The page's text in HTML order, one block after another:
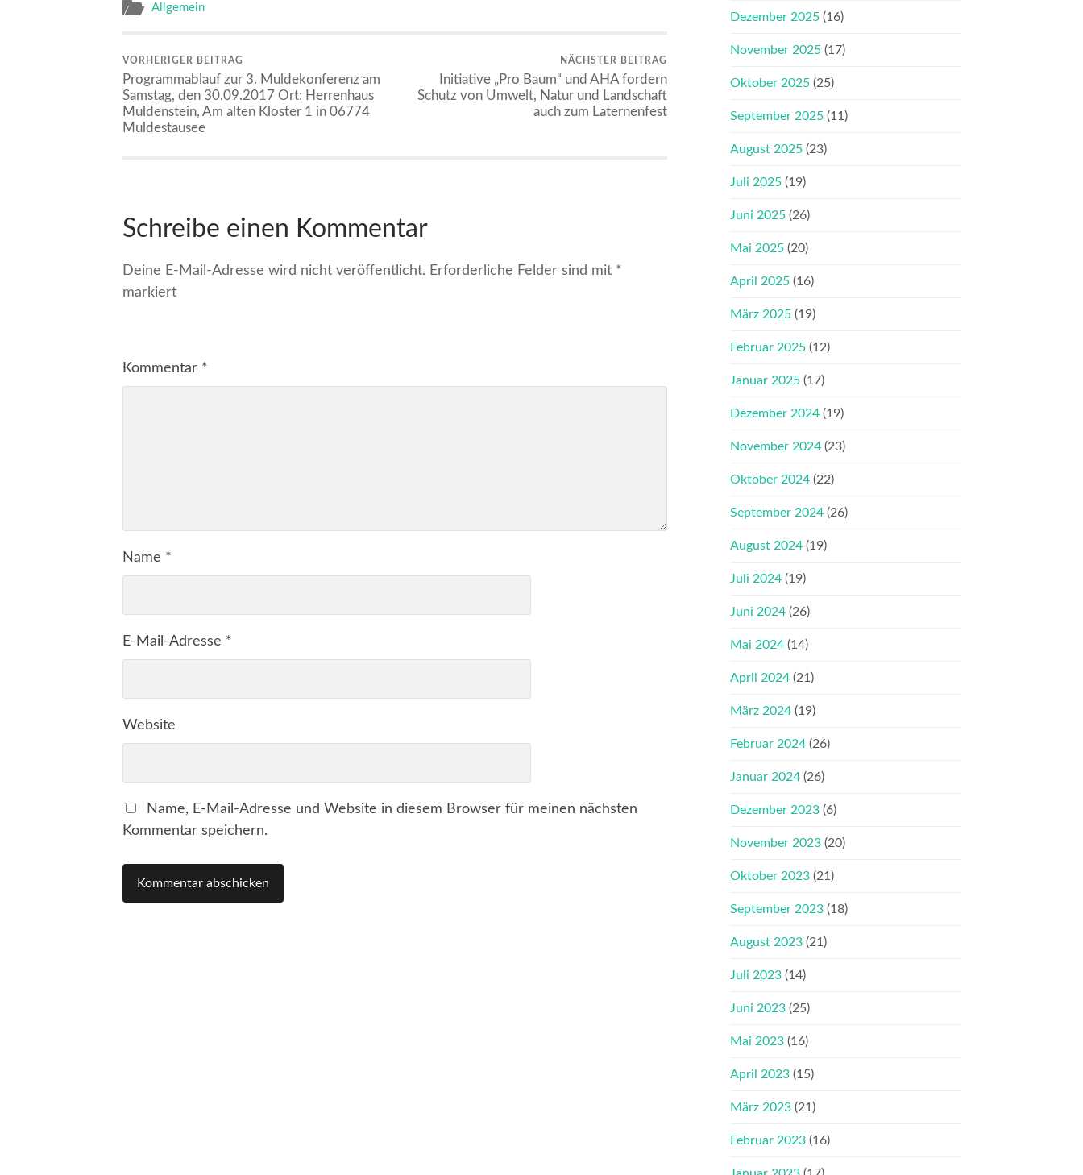
Allgemein
VORHERIGER BEITRAG
Programmablauf zur 3. Muldekonferenz am
Samstag, den 30.09.2017 Ort: Herrenhaus
Muldenstein, Am alten Kloster 1 in 06774
Muldestausee
NÄCHSTER BEITRAG
Initiative „Pro Baum“ und AHA fordern
Schutz von Umwelt, Natur und Landschaft
auch zum Laternenfest
Schreibe einen Kommentar
Deine E-Mail-Adresse wird nicht veröffentlicht. Erforderliche Felder sind mit *
markiert
Kommentar *
Name *
E-Mail-Adresse *
Website
Name, E-Mail-Adresse und Website in diesem Browser für meinen nächsten
Kommentar speichern.
Dezember 2025 (16)
November 2025 (17)
Oktober 2025 (25)
September 2025 (11)
August 2025 (23)
Juli 2025 (19)
Juni 2025 (26)
Mai 2025 (20)
April 2025 (16)
März 2025 (19)
Februar 2025 (12)
Januar 2025 (17)
Dezember 2024 (19)
November 2024 (23)
Oktober 2024 (22)
September 2024 (26)
August 2024 (19)
Juli 2024 (19)
Juni 2024 (26)
Mai 2024 (14)
April 2024 (21)
März 2024 (19)
Februar 2024 (26)
Januar 2024 (26)
Dezember 2023 (6)
November 2023 (20)
Oktober 2023 (21)
September 2023 (18)
August 2023 (21)
Juli 2023 (14)
Juni 2023 (25)
Mai 2023 (16)
April 2023 (15)
März 2023 (21)
Februar 2023 (16)